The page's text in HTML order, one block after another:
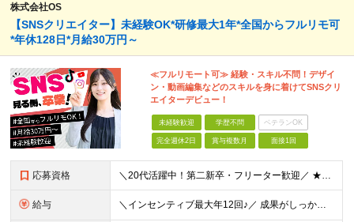
株式会社OS
【SNSクリエイター】未経験OK*研修最大1年*全国からフルリモ可
*年休128日*月給30万円～
≪フルリモート可≫ 経験・スキル不問！デザイ
ン・動画編集などのスキルを身に着けてSNSクリ
エイターデビュー！
未経験歓迎 学歴不問 ベテランOK
完全週休2日 賞与複数月 面接1回
応募資格 ＼20代活躍中！第二新卒・フリーター歓迎／ ★未経験歓迎！学歴・転職回数不問★ ◎Instagram／TikTok／X／YouTubeなど、 SNSを見るのが好きな方大歓迎です♪ ＼100％ポテ
給与 ＼インセンティブ最大年12回♪／ 成果がしっかり収入に反映される給与制度です！ ■月給30万円＋インセンティブ（最大年12回） ★スキル、適性に応じて優遇 【試用期間について】 ・期間：6ヶ月 ・